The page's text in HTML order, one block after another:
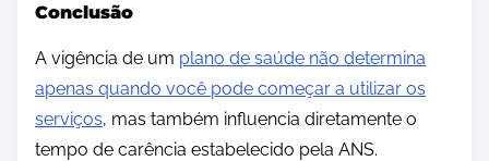
Conclusão
A vigência de um plano de saúde não determina
apenas quando você pode começar a utilizar os
serviços, mas também influencia diretamente o
tempo de carência estabelecido pela ANS.